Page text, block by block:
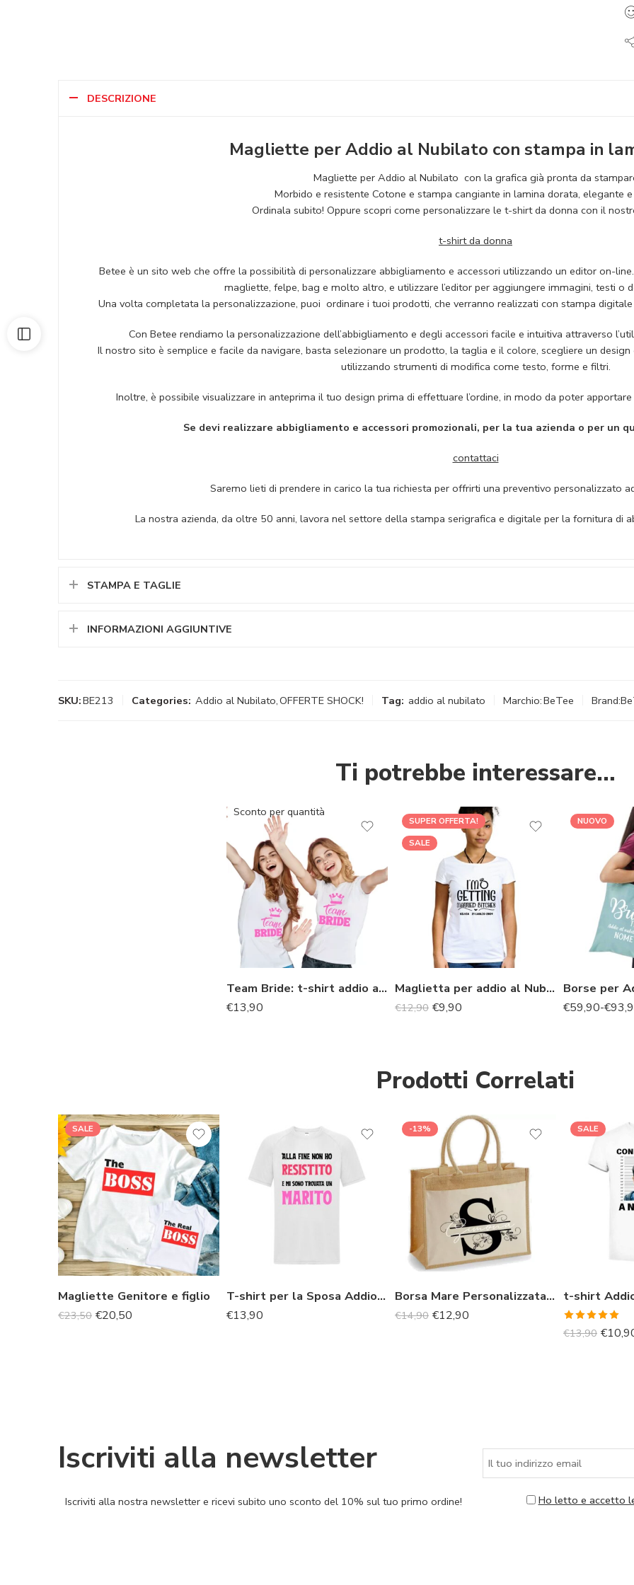
DESCRIZIONE
Magliette per Addio al Nubilato con stampa in
Magliette per Addio al Nubilato con la grafica già pronta da
Morbido e resistente Cotone e stampa cangiante in lamina dorata, elegante e
Ordinala subito! Oppure scopri come personalizzare le t-shirt da donna con il
t-shirt da donna
Betee è un sito web che offre la possibilità di personalizzare abbigliamento e accessori utilizzando un editor on-
magliette, felpe, bag e molto altro, e utilizzare l’editor per aggiungere immagini, testi o
Una volta completata la personalizzazione, puoi ordinare i tuoi prodotti, che verranno realizzati con stampa
Con Betee rendiamo la personalizzazione dell’abbigliamento e degli accessori facile e intuitiva attraverso
Il nostro sito è semplice e facile da navigare, basta selezionare un prodotto, la taglia e il colore, scegliere un
utilizzando strumenti di modifica come testo, forme e filtri.
Inoltre, è possibile visualizzare in anteprima il tuo design prima di effettuare l’ordine, in modo da poter
Se devi realizzare abbigliamento e accessori promozionali, per la tua azienda o per un
contattaci
Saremo lieti di prendere in carico la tua richiesta per offrirti una preventivo personalizzato
La nostra azienda, da oltre 50 anni, lavora nel settore della stampa serigrafica e digitale per la fornitura di
STAMPA E TAGLIE
INFORMAZIONI AGGIUNTIVE
SKU:BE213 Categories: Addio al Nubilato,OFFERTE SHOCK! Tag: addio al nubilato Marchio:BeTee Brand:
Ti potrebbe interessare…
Sconto per quantità
Team Bride: t-shirt addio al nubilato
€13,90
SUPER OFFERTA!
SALE
Maglietta per addio al Nubilato personalizzata per sposa e amiche
€12,90 €9,90
NUOVO
€59,90-€
Prodotti Correlati
SALE
Magliette Genitore e figlio
€23,50 €20,50
T-shirt per la Sposa Addio al Nubilato “Non ho resistito, mi sono trovata un marito”
€13,90
-13%
Borsa Mare Personalizzata con Nome
€14,90 €12,90
SALE
Valutato
5.00su 5
€13,90 €
Iscriviti alla newsletter
Iscriviti alla nostra newsletter e ricevi subito uno sconto del 10% sul tuo primo ordine! Ho letto e accetto